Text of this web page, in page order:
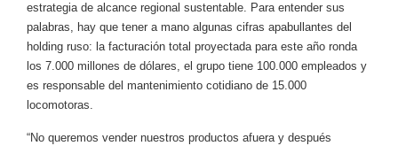
estrategia de alcance regional sustentable. Para entender sus
palabras, hay que tener a mano algunas cifras apabullantes del
holding ruso: la facturación total proyectada para este año ronda
los 7.000 millones de dólares, el grupo tiene 100.000 empleados y
es responsable del mantenimiento cotidiano de 15.000
locomotoras.
“No queremos vender nuestros productos afuera y después